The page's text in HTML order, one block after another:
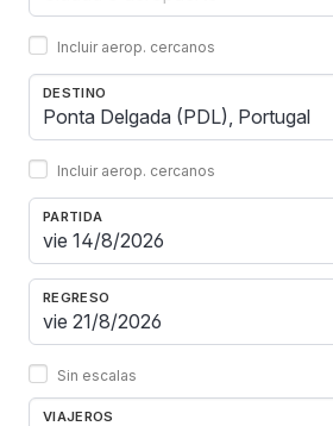
Incluir aerop. cercanos
DESTINO
Incluir aerop. cercanos
PARTIDA
REGRESO
Sin escalas
VIAJEROS